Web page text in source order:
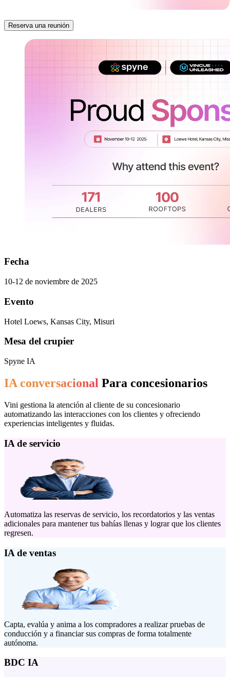
Reserva una reunión
Fecha
10-12 de noviembre de 2025
Evento
Hotel Loews, Kansas City, Misuri
Mesa del crupier
Spyne IA
IA conversacional Para concesionarios
Vini gestiona la atención al cliente de su concesionario
automatizando las interacciones con los clientes y ofreciendo
experiencias inteligentes y fluidas.
IA de servicio
Automatiza las reservas de servicio, los recordatorios y las ventas
adicionales para mantener tus bahías llenas y lograr que los clientes
regresen.
IA de ventas
Capta, evalúa y anima a los compradores a realizar pruebas de
conducción y a financiar sus compras de forma totalmente
autónoma.
BDC IA